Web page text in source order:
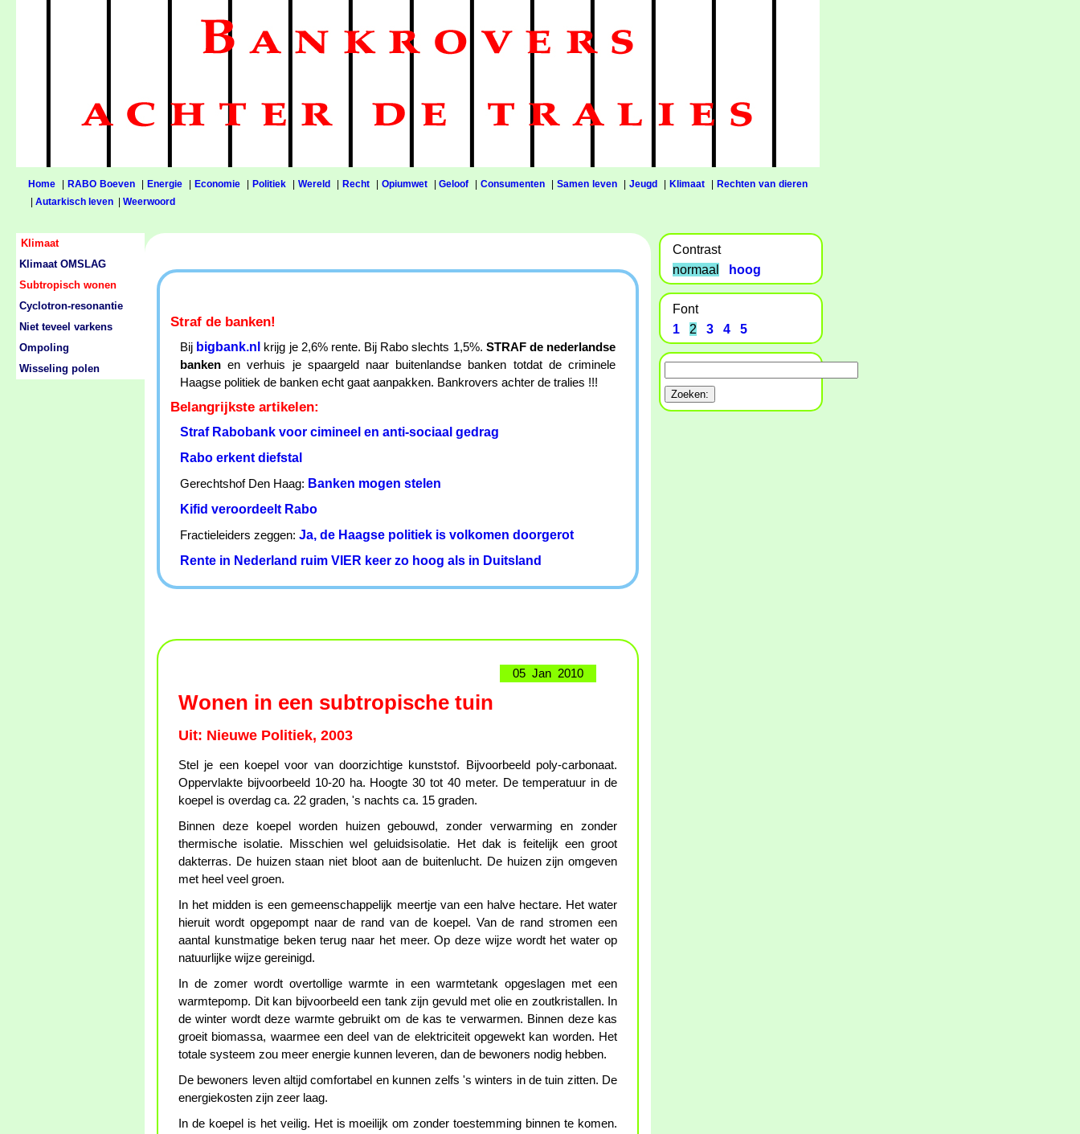
Home RABO Boeven| Energie| Economie| Politiek| Wereld Recht| Opiumwet|Geloof |Consumenten |Samen leven |Jeugd Klimaat
Rechten van dieren
Autarkisch leven Weerwoord
Straf de banken!
Bij bigbank.nl krijg je 2,6% rente. Bij Rabo slechts 1,5%. STRAF de nederlandse
banken en verhuis je spaargeld naar buitenlandse banken totdat de criminele
Haagse politiek de banken echt gaat aanpakken. Bankrovers achter de tralies !!!
Belangrijkste artikelen:
Straf Rabobank voor cimineel en anti-sociaal gedrag
Rabo erkent diefstal
Gerechtshof Den Haag: Banken mogen stelen
Kifid veroordeelt Rabo
Fractieleiders zeggen: Ja, de Haagse politiek is volkomen doorgerot
Rente in Nederland ruim VIER keer zo hoog als in Duitsland
05 Jan 2010
Wonen in een subtropische tuin
Uit: Nieuwe Politiek, 2003
Stel je een koepel voor van doorzichtige kunststof. Bijvoorbeeld poly-carbonaat.
Oppervlakte bijvoorbeeld 10-20 ha. Hoogte 30 tot 40 meter. De temperatuur in de
koepel is overdag ca. 22 graden, 's nachts ca. 15 graden.
Binnen deze koepel worden huizen gebouwd, zonder verwarming en zonder
thermische isolatie. Misschien wel geluidsisolatie. Het dak is feitelijk een groot
dakterras. De huizen staan niet bloot aan de buitenlucht. De huizen zijn omgeven
met heel veel groen.
In het midden is een gemeenschappelijk meertje van een halve hectare. Het water
hieruit wordt opgepompt naar de rand van de koepel. Van de rand stromen een
aantal kunstmatige beken terug naar het meer. Op deze wijze wordt het water op
natuurlijke wijze gereinigd.
In de zomer wordt overtollige warmte in een warmtetank opgeslagen met een
warmtepomp. Dit kan bijvoorbeeld een tank zijn gevuld met olie en zoutkristallen. In
de winter wordt deze warmte gebruikt om de kas te verwarmen. Binnen deze kas
groeit biomassa, waarmee een deel van de elektriciteit opgewekt kan worden. Het
totale systeem zou meer energie kunnen leveren, dan de bewoners nodig hebben.
De bewoners leven altijd comfortabel en kunnen zelfs 's winters in de tuin zitten. De
energiekosten zijn zeer laag.
In de koepel is het veilig. Het is moeilijk om zonder toestemming binnen te komen.
Klimaat
Klimaat OMSLAG
Subtropisch wonen
Cyclotron-resonantie
Niet teveel varkens
Ompoling
Wisseling polen
Contrast
normaal
hoog
Font
1
2 3 4 5